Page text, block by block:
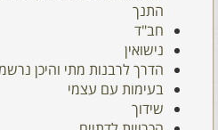
התנך
חב"ד
נישואין
הדרך לרבנות מתי והיכן
בעימות עם עצמי
שידוך